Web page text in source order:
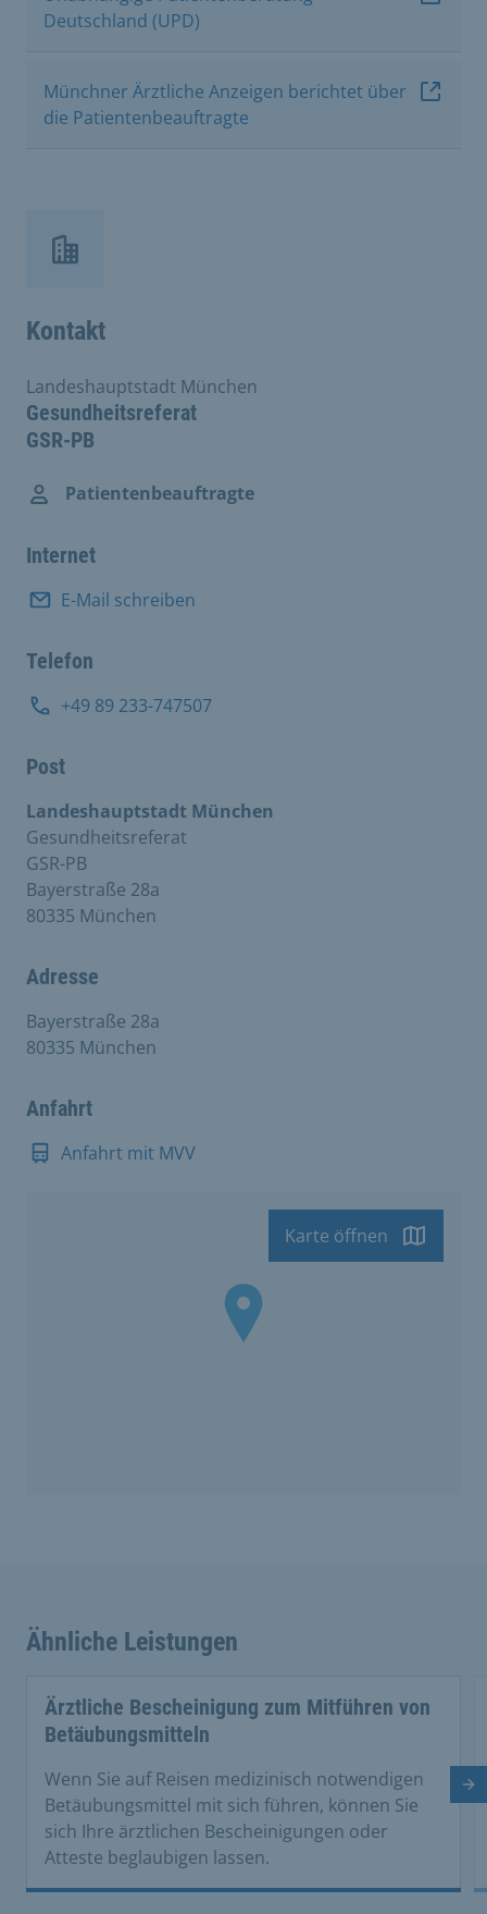
Deutschland (UPD)
Münchner Ärztliche Anzeigen berichtet über
die Patientenbeauftragte
Kontakt
Gesundheitsreferat
GSR-PB
Landeshauptstadt München
Patientenbeauftragte
Internet
E-Mail schreiben
Telefon
+49 89 233-747507
Post
Landeshauptstadt München
Gesundheitsreferat
GSR-PB
Bayerstraße 28a
80335 München
Adresse
Bayerstraße 28a
80335 München
Anfahrt
Anfahrt mit MVV
Karte öffnen
Ähnliche Leistungen
Ärztliche Bescheinigung zum Mitführen von
Betäubungsmitteln
Wenn Sie auf Reisen medizinisch notwendigen
Betäubungsmittel mit sich führen, können Sie
sich Ihre ärztlichen Bescheinigungen oder
Atteste beglaubigen lassen.